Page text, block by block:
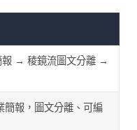
→ 稜鏡流圖文分離 →
簡報，圖文分離、可編